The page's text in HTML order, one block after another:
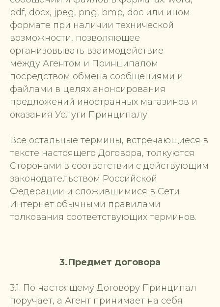
pdf, docx, jpeg, png, bmp, doc или ином
формате при наличии технической
возможности, позволяющее
организовывать взаимодействие
между Агентом и Принципалом
посредством обмена сообщениями и
файлами в целях анонсирования
предложений иностранных магазинов и
оказания Услуги Принципалу.
Все остальные термины, встречающиеся в
тексте настоящего Договора, толкуются
Сторонами в соответствии с действующим
законодательством Российской
Федерации и сложившимися в Сети
Интернет обычными правилами
толкования соответствующих терминов.
3.Предмет договора
3.1. По настоящему Договору Принципал
поручает, а Агент принимает на себя